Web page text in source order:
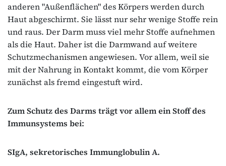
anderen "Außenflächen" des Körpers werden durch
Haut abgeschirmt. Sie lässt nur sehr wenige Stoffe rein
und raus. Der Darm muss viel mehr Stoffe aufnehmen
als die Haut. Daher ist die Darmwand auf weitere
Schutzmechanismen angewiesen. Vor allem, weil sie
mit der Nahrung in Kontakt kommt, die vom Körper
zunächst als fremd eingestuft wird.
Zum Schutz des Darms trägt vor allem ein Stoff des
Immunsystems bei:
SIgA, sekretorisches Immunglobulin A.